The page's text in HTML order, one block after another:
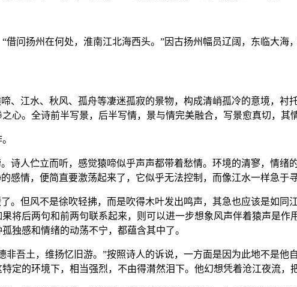
问扬州在何处，淮南江北海西头。”因古扬州幅员辽阔，东临大海，
、江水、秋风、孤舟等凄迷孤寂的景物，构成清峭孤冷的意境，衬
心。全诗前半写景，后半写情，景与情完美融合，写景愈真切，其
诗人伫立而听，感觉猿啼似乎声声都带着愁情。环境的清寥，情
感情，便简直要激荡起来了，它似乎无法控制，而像江水一样急于
。但风不是徐吹轻拂，而是吹得木叶发出鸣声，其急也应该是如
将后两句和前两句联系起来，则可以进一步想象风声伴着猿声是
独感和情绪的动荡不宁，都蕴含其中了。
吾土，维扬忆旧游。”按照诗人的诉说，一方面是因为此地不是他
定的环境下，相当强烈，不由得潸然泪下。他幻想凭着沧江夜流，